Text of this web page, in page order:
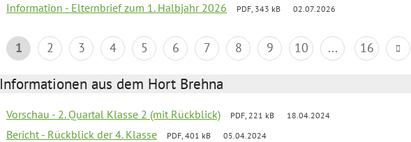
Information - Elternbrief zum 1. Halbjahr 2026 PDF, 343 kB 02.07.2026
1 2 3 4 5 6 7 8 9 10 ... 16
Informationen aus dem Hort Brehna
Vorschau - 2. Quartal Klasse 2 (mit Rückblick) PDF, 221 kB 18.04.2024
Bericht - Rückblick der 4. Klasse PDF, 401 kB 05.04.2024